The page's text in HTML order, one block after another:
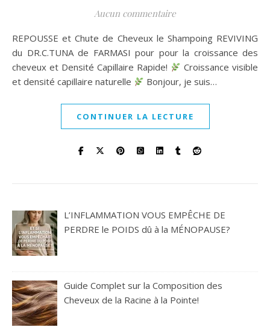
Aucun commentaire
REPOUSSE et Chute de Cheveux le Shampoing REVIVING
du DR.C.TUNA de FARMASI pour pour la croissance des
cheveux et Densité Capillaire Rapide!
Croissance visible
et densité capillaire naturelle
Bonjour, je suis…
CONTINUER LA LECTURE
L’INFLAMMATION VOUS EMPÊCHE DE
PERDRE le POIDS dû à la MÉNOPAUSE?
Guide Complet sur la Composition des
Cheveux de la Racine à la Pointe!